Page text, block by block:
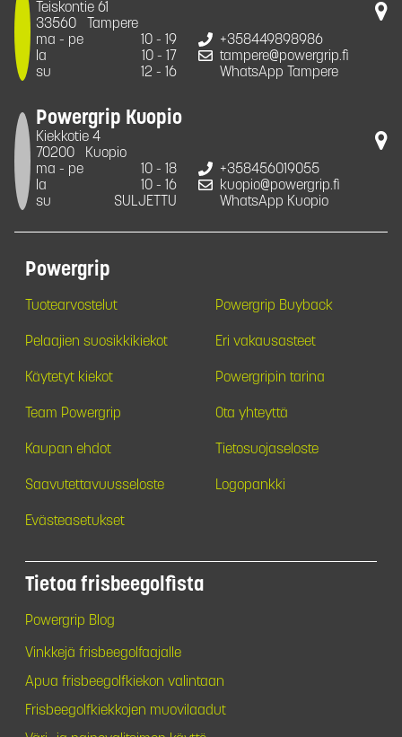
Teiskontie 61
33560
Tampere
ma - pe
10 - 19
la
10 - 17
su
12 - 16
+358449898986
tampere@powergrip.fi
WhatsApp Tampere
Powergrip Kuopio
Kiekkotie 4
70200
Kuopio
ma - pe
10 - 18
la
10 - 16
su
SULJETTU
+358456019055
kuopio@powergrip.fi
WhatsApp Kuopio
Powergrip
Tuotearvostelut Powergrip Buyback
Pelaajien suosikkikiekot Eri vakausasteet
Käytetyt kiekot Powergripin tarina
Team Powergrip Ota yhteyttä
Kaupan ehdot Tietosuojaseloste
Saavutettavuusseloste Logopankki
Evästeasetukset
Tietoa frisbeegolfista
Powergrip Blog
Vinkkejä frisbeegolfaajalle
Apua frisbeegolfkiekon valintaan
Frisbeegolfkiekkojen muovilaadut